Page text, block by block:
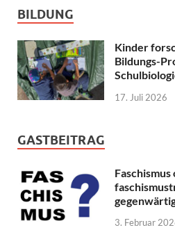
BILDUNG
Kinder
Bildungs-
17. Juli 2026
GASTBEITRAG
3. Februar